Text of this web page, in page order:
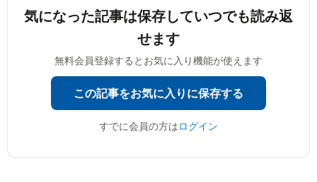
気になった記事は保存していつでも読み返
せます
無料会員登録するとお気に入り機能が使えます
この記事をお気に入りに保存する
すでに会員の方はログイン